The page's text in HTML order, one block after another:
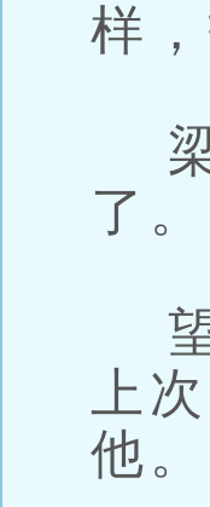
样
梁
了。
望
上
他。